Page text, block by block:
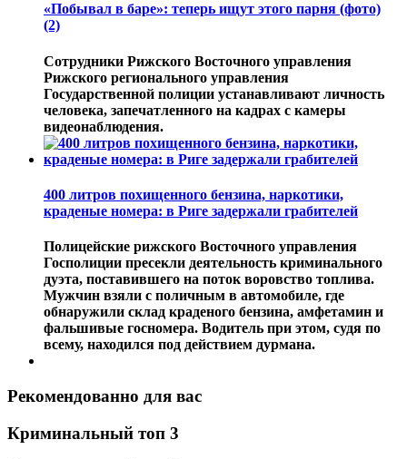
«Побывал в баре»: теперь ищут этого парня (фото)
(2)
Сотрудники Рижского Восточного управления
Рижского регионального управления
Государственной полиции устанавливают личность
человека, запечатленного на кадрах с камеры
видеонаблюдения.
400 литров похищенного бензина, наркотики,
краденые номера: в Риге задержали грабителей
Полицейские рижского Восточного управления
Госполиции пресекли деятельность криминального
дуэта, поставившего на поток воровство топлива.
Мужчин взяли с поличным в автомобиле, где
обнаружили склад краденого бензина, амфетамин и
фальшивые госномера. Водитель при этом, судя по
всему, находился под действием дурмана.
Рекомендованно для вас
Криминальный топ 3